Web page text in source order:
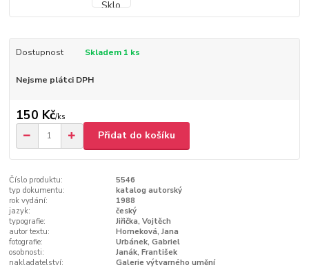
Dostupnost Skladem 1 ks
Nejsme plátci DPH
150 Kč/ks
Přidat do košíku
Číslo produktu:
5546
typ dokumentu:
katalog autorský
rok vydání:
1988
jazyk:
český
typografie:
Jiřička, Vojtěch
autor textu:
Horneková, Jana
fotografie:
Urbánek, Gabriel
osobnosti:
Janák, František
nakladatelství:
Galerie výtvarného umění